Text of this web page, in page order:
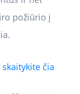
požiūrio į
čia